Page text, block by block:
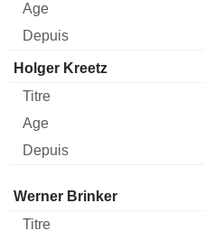
Holger Kreetz
Administrateur Titre
Werner Brinker